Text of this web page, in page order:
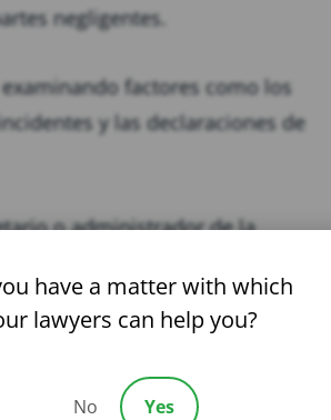
negligentes.
factores como los
y las declaraciones de
o administrador de la
de que sus instalaciones sean
y caídas
have a matter with which
lawyers can help you?
No Yes